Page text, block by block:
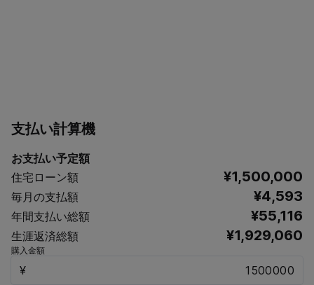
支払い計算機
お支払い予定額
住宅ローン額
¥1,500,000
毎月の支払額 ¥4,593
年間支払い総額 ¥55,116
生涯返済総額 ¥1,929,060
購入金額
¥